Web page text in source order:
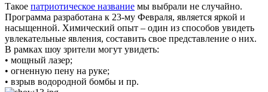
Такое патриотическое название мы выбрали не случайно.
Программа разработана к 23-му Февраля, является яркой и
насыщенной. Химический опыт – один из способов увидеть
увлекательные явления, составить свое представление о них.
В рамках шоу зрители могут увидеть:
• мощный лазер;
• огненную пену на руке;
• взрыв водородной бомбы и пр.